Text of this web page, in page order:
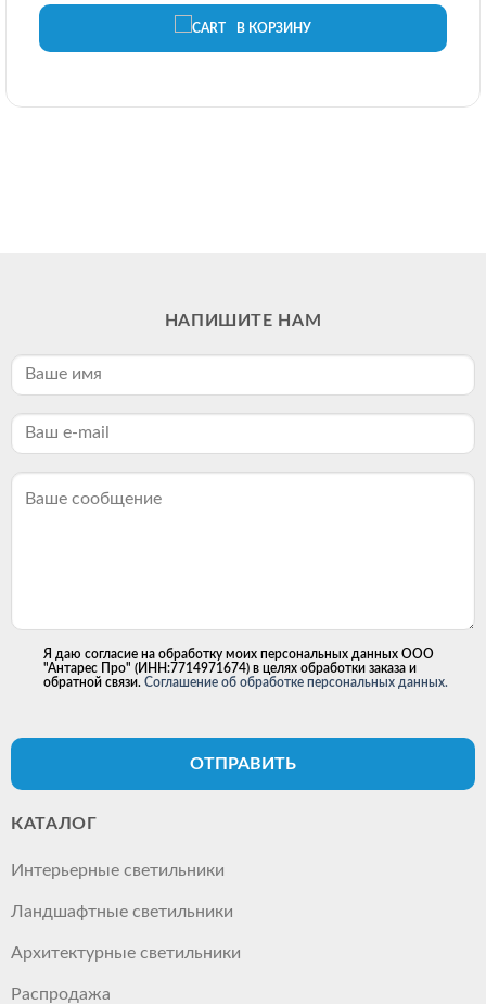
В КОРЗИНУ
НАПИШИТЕ НАМ
Я даю согласие на обработку моих персональных данных ООО
"Антарес Про" (ИНН:7714971674) в целях обработки заказа и
обратной связи. Соглашение об обработке персональных данных.
ОТПРАВИТЬ
КАТАЛОГ
Интерьерные светильники
Ландшафтные светильники
Архитектурные светильники
Распродажа